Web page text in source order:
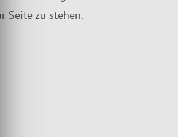
Seite zu stehen.